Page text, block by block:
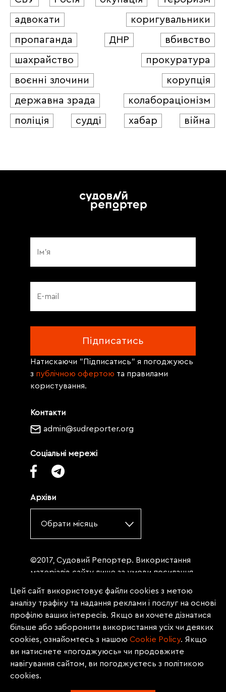
адвокати
коригувальники
пропаганда
ДНР
вбивство
шахрайство
прокуратура
воєнні злочини
корупція
державна зрада
колабораціонізм
поліція
судді хабар війна
Контакти
admin@sudreporter.org
Соціальні мережі
Архіви
Обрати місяць
Натискаючи "Підписатись" я погоджуюсь
з публічною офертою та правилами
користування.
©2017, Судовий Репортер. Використання
матеріалів сайту лише за умови посилання
«Судовий репортер» не нижче третього
абзацу. Матеріали, щодо яких міститься
заборона на повну републікацію
(передрук, копіювання, відтворення або
інше використання), заборонено
передруковувати без згоди редакції.
Матеріали з позначкою PROMOTED, ЗА
Цей сайт використовує файли cookies з метою
аналізу трафіку та надання реклами і послуг на основі
профілю ваших інтересів. Якщо ви хочете дізнатися
більше або заборонити використання усіх чи деяких
cookies, ознайомтесь з нашою Сookie Policy. Якщо
ви натиснете «погоджуюсь» чи продовжите
навігування сайтом, ви погоджуєтесь з політикою
cookies.